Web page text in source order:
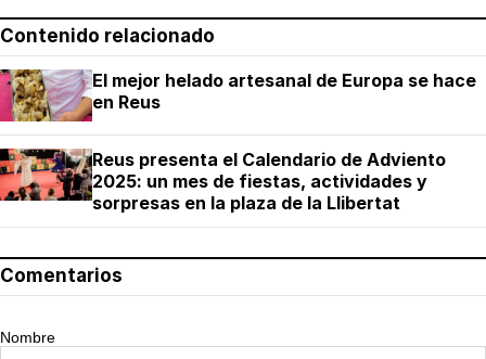
Contenido relacionado
El mejor helado artesanal de Europa se hace
en Reus
Reus presenta el Calendario de Adviento
2025: un mes de fiestas, actividades y
sorpresas en la plaza de la Llibertat
Comentarios
Nombre